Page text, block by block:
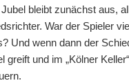
bleibt zunächst aus,
War der Spieler
Und wenn dann der
greift und im „Kölner